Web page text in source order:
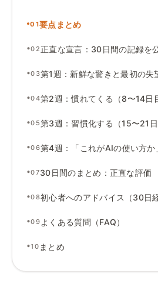
•01要点まとめ
•02正直な宣言 ： 30日間の記録を
•03第1週 ： 新鮮な驚きと最初の失
•04第2週 ：慣れてくる（8〜14日
•05第3週 ： 習慣化する（15〜21日
•06第4週 ： 「これがAIの使い方
•0730日間のまとめ ： 正直な評価
•08初心者へのアドバイス（30日
•09 よくある質問（FAQ）
•10 まとめ